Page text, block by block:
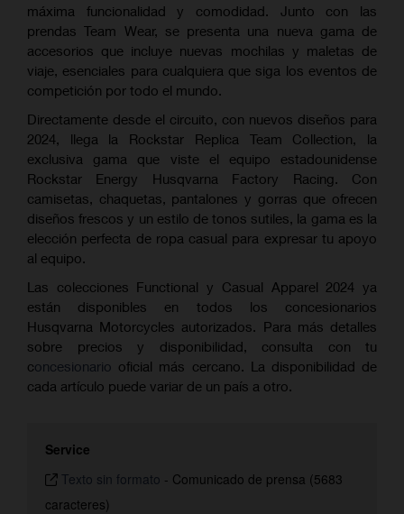
máxima funcionalidad y comodidad. Junto con las
prendas Team Wear, se presenta una nueva gama de
accesorios que incluye nuevas mochilas y maletas de
viaje, esenciales para cualquiera que siga los eventos de
competición por todo el mundo.
Directamente desde el circuito, con nuevos diseños para
2024, llega la Rockstar Replica Team Collection, la
exclusiva gama que viste el equipo estadounidense
Rockstar Energy Husqvarna Factory Racing. Con
camisetas, chaquetas, pantalones y gorras que ofrecen
diseños frescos y un estilo de tonos sutiles, la gama es la
elección perfecta de ropa casual para expresar tu apoyo
al equipo.
Las colecciones Functional y Casual Apparel 2024 ya
están disponibles en todos los concesionarios
Husqvarna Motorcycles autorizados. Para más detalles
sobre precios y disponibilidad, consulta con tu
concesionario oficial más cercano. La disponibilidad de
cada artículo puede variar de un país a otro.
Service
Texto sin formato - Comunicado de prensa (5683
caracteres)